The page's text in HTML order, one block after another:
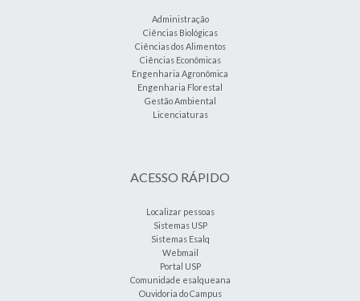
Administração
Ciências Biológicas
Ciências dos Alimentos
Ciências Econômicas
Engenharia Agronômica
Engenharia Florestal
Gestão Ambiental
Licenciaturas
ACESSO RÁPIDO
Localizar pessoas
Sistemas USP
Sistemas Esalq
Webmail
Portal USP
Comunidade esalqueana
Ouvidoria do Campus